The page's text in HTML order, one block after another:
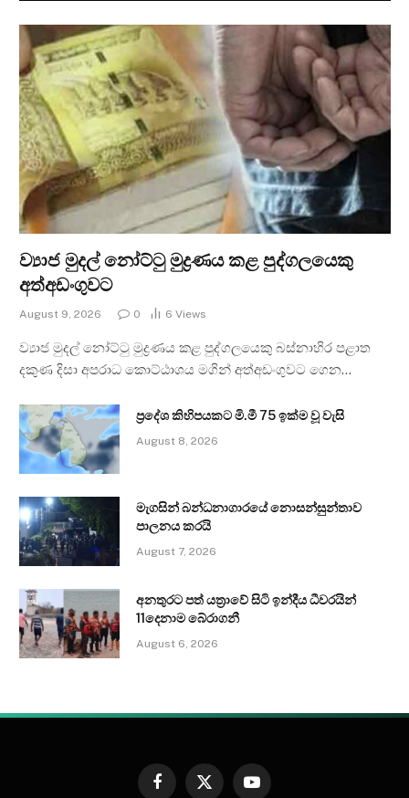
ව්‍යාජ මුදල් නෝට්ටු මුද්‍රණය කළ පුද්ගලයෙකු
අත්අඩංගුවට
August 9, 2026 0 6 Views
ව්‍යාජ මුදල් නෝට්ටු මුද්‍රණය කළ පුද්ගලයෙකු බස්නාහිර පළාත
දකුණ දිසා අපරාධ කොට්ඨාශය මගින් අත්අඩංගුවට ගෙන…
ප්‍රදේශ කිහිපයකට මි.මී 75 ඉක්ම වූ වැසි
August 8, 2026
මැගසින් බන්ධනාගාරයේ නොසන්සුන්තාව
පාලනය කරයි
August 7, 2026
අනතුරට පත් යත්‍රාවේ සිටි ඉන්දීය ධීවරයින්
11දෙනාම බේරාගනී
August 6, 2026
Facebook
X YouTube